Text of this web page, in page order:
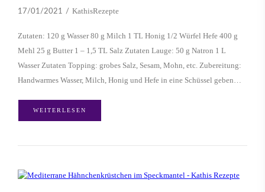
17/01/2021 KathisRezepte
Zutaten: 120 g Wasser 80 g Milch 1 TL Honig 1/2 Würfel Hefe 400 g
Mehl 25 g Butter 1 – 1,5 TL Salz Zutaten Lauge: 50 g Natron 1 L
Wasser Zutaten Topping: grobes Salz, Sesam, Mohn, etc. Zubereitung:
Handwarmes Wasser, Milch, Honig und Hefe in eine Schüssel geben…
WEITERLESEN